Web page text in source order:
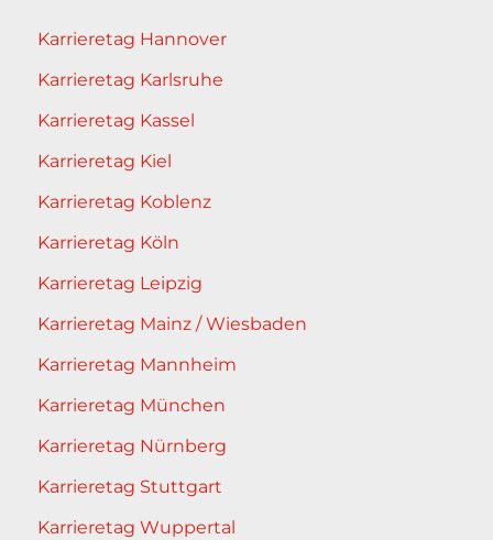
Karrieretag Hannover
Karrieretag Karlsruhe
Karrieretag Kassel
Karrieretag Kiel
Karrieretag Koblenz
Karrieretag Köln
Karrieretag Leipzig
Karrieretag Mainz / Wiesbaden
Karrieretag Mannheim
Karrieretag München
Karrieretag Nürnberg
Karrieretag Stuttgart
Karrieretag Wuppertal